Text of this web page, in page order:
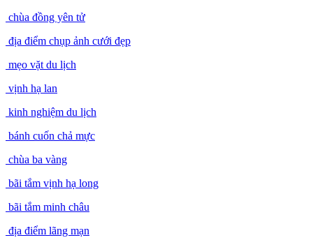
du lịch yên tử
chùa đồng yên tử
địa điểm chụp ảnh cưới đẹp
mẹo vặt du lịch
vịnh hạ lan
kinh nghiệm du lịch
bánh cuốn chả mực
chùa ba vàng
bãi tắm vịnh hạ long
bãi tắm minh châu